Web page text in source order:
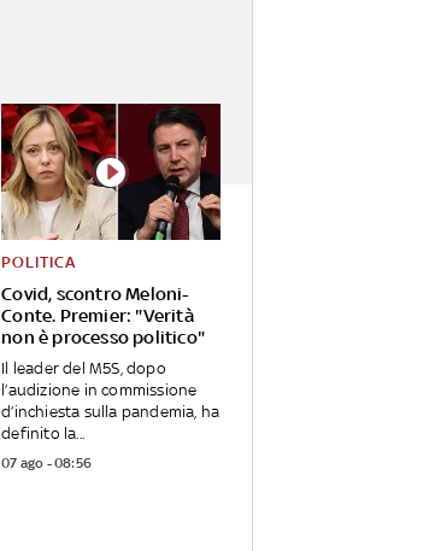
Covid, scontro Meloni-
Conte. Premier: "Verità
non è processo politico"
POLITICA
Il leader del M5S, dopo
l’audizione in commissione
d’inchiesta sulla pandemia, ha
definito la...
07 ago - 08:56